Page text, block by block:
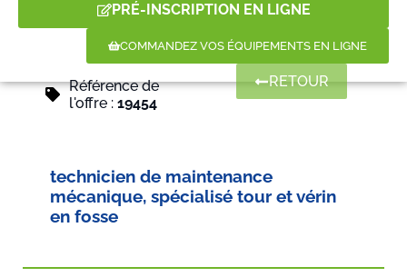
PRÉ-INSCRIPTION EN LIGNE
COMMANDEZ VOS ÉQUIPEMENTS EN LIGNE
Référence de
l'offre : 19454
RETOUR
technicien de maintenance
mécanique, spécialisé tour et vérin
en fosse